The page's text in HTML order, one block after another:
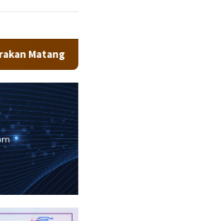
Produk UMKM Unggulan, Siap Tampil di